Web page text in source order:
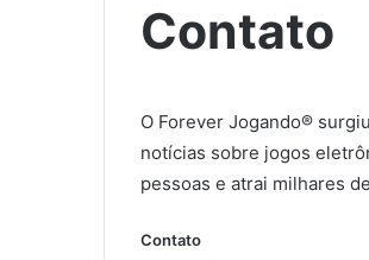
Contato
O Forever Jogando®
notícias sobre jogos
pessoas e atrai milhares
Contato